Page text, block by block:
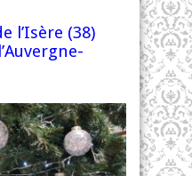
l’Isère (38)